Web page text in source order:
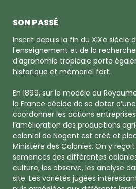
SON PASSÉ
Inscrit depuis la fin du XIXe siècle
l'enseignement et de la
d’agronomie tropicale porte
historique et mémoriel fort.
En 1899, sur le modèle du
la France décide de se doter
coordonner les actions
l’amélioration des productions
colonial de Nogent est créé et
Ministère des Colonies. On y
semences des différentes
culture, les observe, les analyse
site. Les variétés jugées